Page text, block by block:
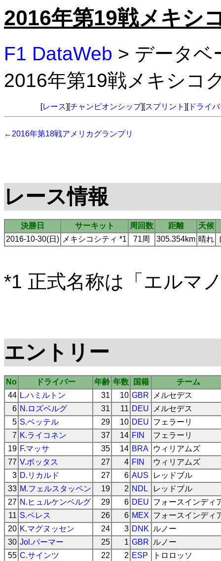
2016年第19戦メキシ
F1 DataWeb > データ
2016年第19戦メキシコ
[レース][チャンピオンシップ][スプリント ][ドライ
←2016年第18戦アメリカグランプリ
レース情報
決勝日 サーキット 周回数 距離
天候
2016-10-30(日) メキシコシティ *1 71周 305.354km 晴れ
*1 正式名称は「エルマ
エントリー
No ドライバー 年齢 年数 国籍
チーム
44 L.ハミルトン 31 10 GBR
メルセデス
6 N.ロズベルグ 31 11 DEU
メルセデス
5 S.ベッテル 29 10 DEU フェラーリ
7 K.ライコネン 37 14 FIN
フェラーリ
19 F.マッサ 35 14 BRA
ウィリアムズ
77 V.ボッタス 27 4 FIN
ウィリアムズ
3 D.リカルド 27 6 AUS
レッドブル
33 M.フェルスタッペン 19 2 NDL
レッドブル
27 N.ヒュルケンベルグ 29 6 DEU フォースインディ
11 S.ペレス 26 6 MEX フォースインディ
20 K.マグヌッセン 24 3 DNK
ルノー
30 Jol.パーマー 25 1 GBR
ルノー
55 C.サインツ 22 2 ESP
トロロッソ